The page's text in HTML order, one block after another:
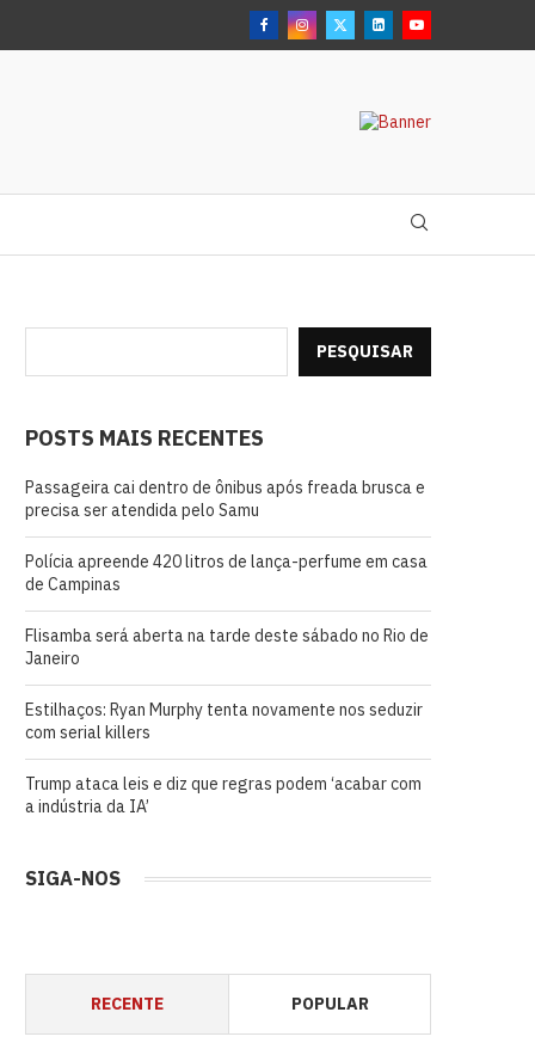
PESQUISAR
POSTS MAIS RECENTES
Passageira cai dentro de ônibus após freada brusca e
precisa ser atendida pelo Samu
Polícia apreende 420 litros de lança-perfume em casa
de Campinas
Flisamba será aberta na tarde deste sábado no Rio de
Janeiro
Estilhaços: Ryan Murphy tenta novamente nos seduzir
com serial killers
Trump ataca leis e diz que regras podem ‘acabar com
a indústria da IA’
SIGA-NOS
RECENTE POPULAR